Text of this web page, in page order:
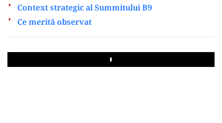
Context strategic al Summitului B9
Ce merită observat
Play